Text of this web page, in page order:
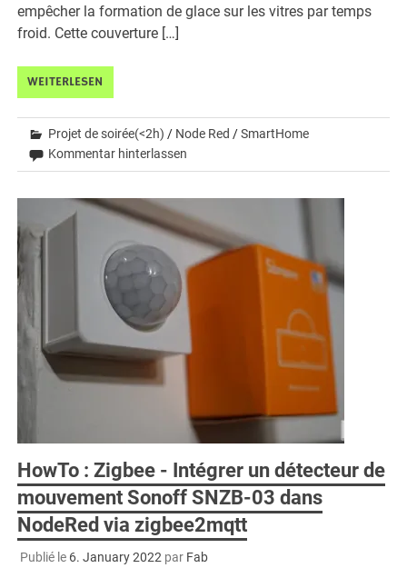
empêcher la formation de glace sur les vitres par temps
froid. Cette couverture […]
WEITERLESEN
Projet de soirée(<2h) / Node Red /SmartHome
Kommentar hinterlassen
HowTo : Zigbee - Intégrer un détecteur de
mouvement Sonoff SNZB-03 dans
NodeRed via zigbee2mqtt
Publié le 6. January 2022 par Fab